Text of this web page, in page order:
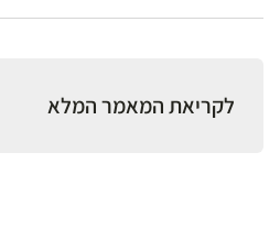
לקריאת המאמר המלא